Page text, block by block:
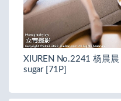
XIUREN No.2241 杨晨晨
sugar [71P]